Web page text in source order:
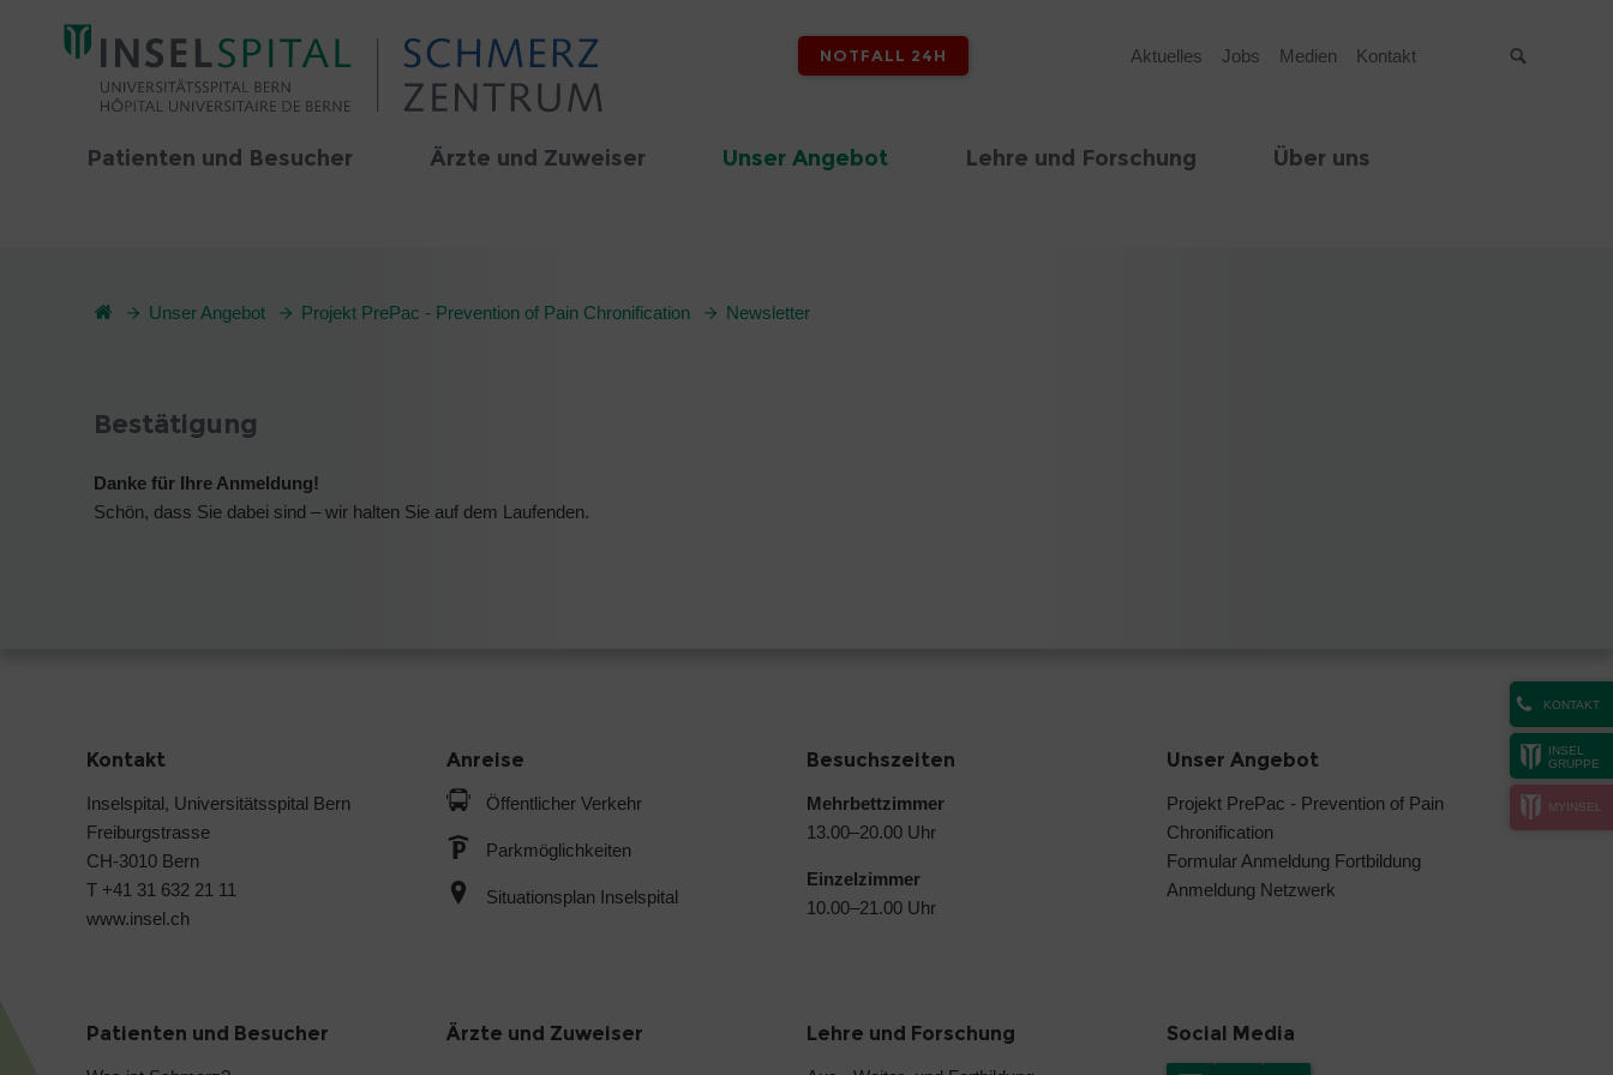
NOTFALL 24H Aktuelles Jobs Medien Kontakt
Patienten und Besucher Ärzte und Zuweiser Unser Angebot Lehre und Forschung Über uns
KONTAKT
INSEL
GRUPPE
MYINSEL
Unser Angebot Projekt PrePac - Prevention of Pain Chronification Newsletter
Bestätigung
Danke für Ihre Anmeldung!
Schön, dass Sie dabei sind – wir halten Sie auf dem Laufenden.
Kontakt
Inselspital, Universitätsspital Bern
Freiburgstrasse
CH-3010 Bern
T +41 31 632 21 11
www.insel.ch
Anreise
Öffentlicher Verkehr
Parkmöglichkeiten
Situationsplan Inselspital
Besuchszeiten
Mehrbettzimmer
13.00–20.00 Uhr
Einzelzimmer
10.00–21.00 Uhr
Unser Angebot
Projekt PrePac - Prevention of Pain
Chronification
Formular Anmeldung Fortbildung
Anmeldung Netzwerk
Patienten und Besucher Ärzte und Zuweiser Lehre und Forschung Social Media